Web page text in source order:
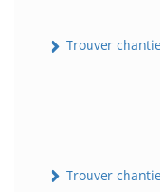
Trouver
Trouver